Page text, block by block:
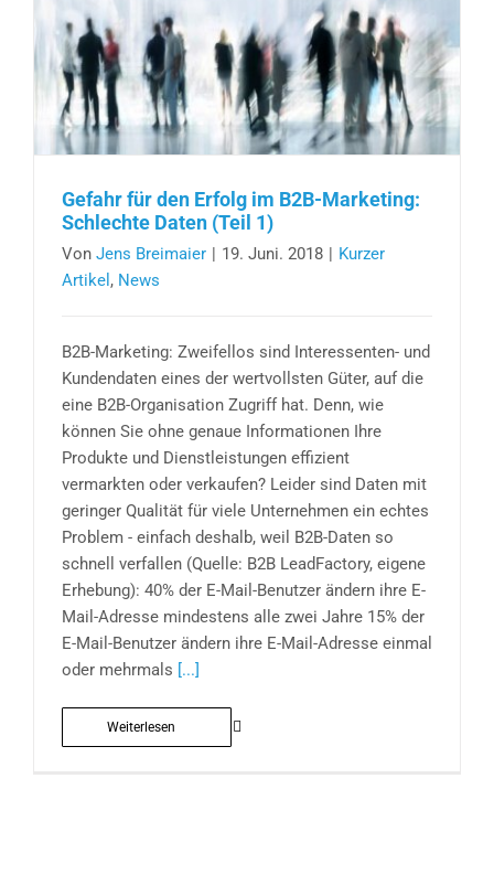
Gefahr für den Erfolg im B2B-Marketing:
Schlechte Daten (Teil 1)
Von Jens Breimaier 19. Juni. 2018
Kurzer
Artikel , News
B2B-Marketing: Zweifellos sind Interessenten- und
Kundendaten eines der wertvollsten Güter, auf die
eine B2B-Organisation Zugriff hat. Denn, wie
können Sie ohne genaue Informationen Ihre
Produkte und Dienstleistungen effizient
vermarkten oder verkaufen? Leider sind Daten mit
geringer Qualität für viele Unternehmen ein echtes
Problem - einfach deshalb, weil B2B-Daten so
schnell verfallen (Quelle: B2B LeadFactory, eigene
Erhebung): 40% der E-Mail-Benutzer ändern ihre E-
Mail-Adresse mindestens alle zwei Jahre 15% der
E-Mail-Benutzer ändern ihre E-Mail-Adresse einmal
oder mehrmals [...]
Weiterlesen